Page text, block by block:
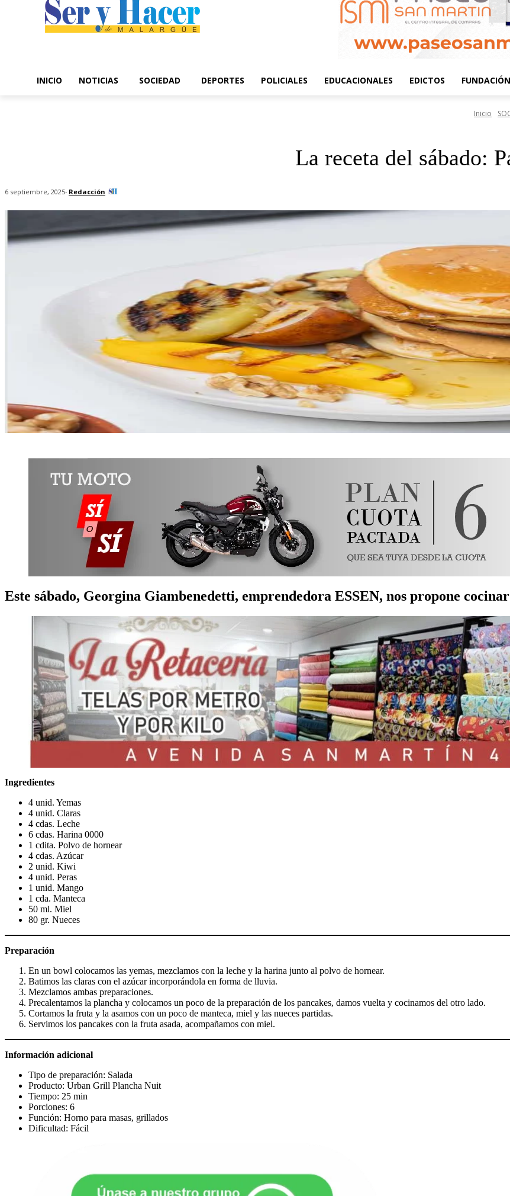
INICIO NOTICIAS SOCIEDAD DEPORTES POLICIALES EDUCACIONALES EDICTOS
Inicio
La receta del sábado:
6 septiembre, 2025- Redacción
Este sábado, Georgina Giambenedetti, emprendedora ESSEN, nos propone
Ingredientes
4 unid. Yemas
4 unid. Claras
4 cdas. Leche
6 cdas. Harina 0000
1 cdita. Polvo de hornear
4 cdas. Azúcar
2 unid. Kiwi
4 unid. Peras
1 unid. Mango
1 cda. Manteca
50 ml. Miel
80 gr. Nueces
Preparación
En un bowl colocamos las yemas, mezclamos con la leche y la harina junto al polvo de hornear.
Batimos las claras con el azúcar incorporándola en forma de lluvia.
Mezclamos ambas preparaciones.
Precalentamos la plancha y colocamos un poco de la preparación de los pancakes, damos vuelta y cocinamos del otro lado.
Cortamos la fruta y la asamos con un poco de manteca, miel y las nueces partidas.
Servimos los pancakes con la fruta asada, acompañamos con miel.
Información adicional
Tipo de preparación: Salada
Producto: Urban Grill Plancha Nuit
Tiempo: 25 min
Porciones: 6
Función: Horno para masas, grillados
Dificultad: Fácil